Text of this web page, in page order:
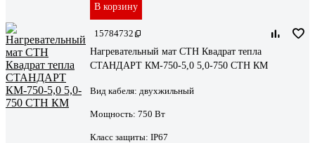
В корзину
15784732
Нагревательный мат СТН Квадрат тепла
СТАНДАРТ КМ-750-5,0 5,0-750 СТН КМ
Вид кабеля: двухжильный
Мощность: 750 Вт
Класс защиты: IP67